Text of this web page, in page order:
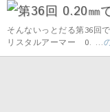
第36回 0.20㎜
そんないっとだる第36回
リスタルアーマー 0. …